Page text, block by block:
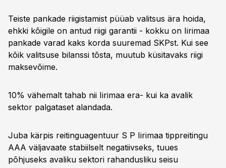
Teiste pankade riigistamist püüab valitsus ära hoida,
ehkki kõigile on antud riigi garantii - kokku on Iirimaa
pankade varad kaks korda suuremad SKPst. Kui see
kõik valitsuse bilanssi tõsta, muutub küsitavaks riigi
maksevõime.
10% vähemalt tahab nii Iirimaa era- kui ka avalik
sektor palgataset alandada.
Juba kärpis reitinguagentuur S P Iirimaa tippreitingu
AAA väljavaate stabiilselt negatiivseks, tuues
põhjuseks avaliku sektori rahandusliku seisu